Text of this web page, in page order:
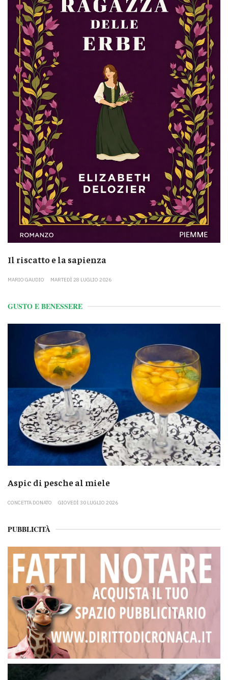
Il riscatto e la sapienza
MARIO GAUDIO MARTEDÌ 28 LUGLIO 2026
GUSTO E BENESSERE
Aspic di pesche al miele
CONCETTA DONATO GIOVEDÌ 30 LUGLIO 2026
PUBBLICITÀ